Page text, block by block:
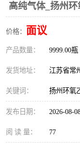
高纯气体_扬州
价格： 面议
产品数量： 9999.00瓶
发货地址： 江苏省常
关键词： 扬州环氧
发布日期： 2026-08-
阅 读 量： 77